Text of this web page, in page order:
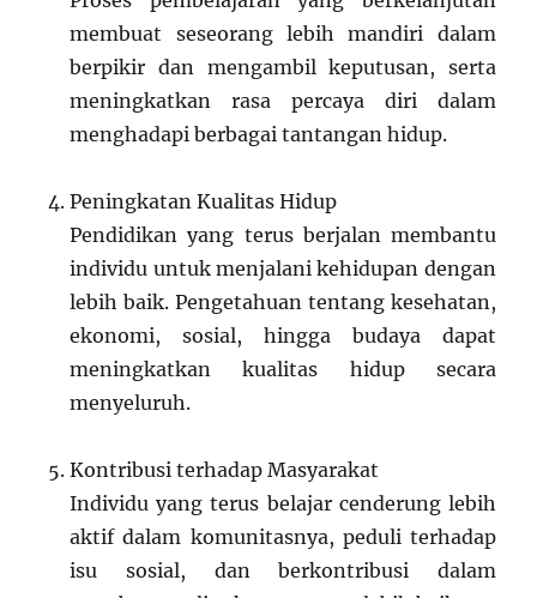
membuat seseorang lebih mandiri dalam
berpikir dan mengambil keputusan, serta
meningkatkan rasa percaya diri dalam
menghadapi berbagai tantangan hidup.
Peningkatan Kualitas Hidup
Pendidikan yang terus berjalan membantu
individu untuk menjalani kehidupan dengan
lebih baik. Pengetahuan tentang kesehatan,
ekonomi, sosial, hingga budaya dapat
meningkatkan kualitas hidup secara
menyeluruh.
Kontribusi terhadap Masyarakat
Individu yang terus belajar cenderung lebih
aktif dalam komunitasnya, peduli terhadap
isu sosial, dan berkontribusi dalam